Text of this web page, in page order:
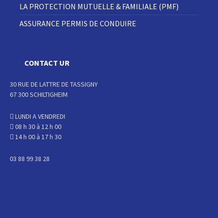
LA PROTECTION MUTUELLE & FAMILIALE (PMF)
ASSURANCE PERMIS DE CONDUIRE
CONTACT UR
30 RUE DE LATTRE DE TASSIGNY
67 300 SCHILTIGHEIM
LUNDI A VENDREDI
08 h 30 à 12 h 00
14 h 00 à 17 h 30
03 88 99 38 28